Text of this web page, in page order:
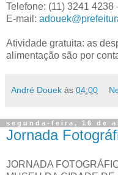
Telefone: (11) 3241 4238
E-mail:
Atividade gratuita: as
alimentação são por
André Douek às 04:00
segunda-feira, 16 de
Jornada
JORNADA